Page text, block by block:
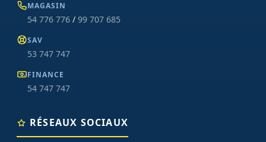
MAGASIN
54 776 776 / 99 707 685
SAV
53 747 747
FINANCE
54 747 747
RÉSEAUX SOCIAUX